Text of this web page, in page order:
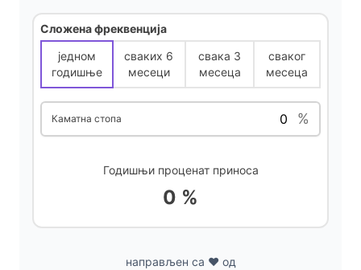
i
d
e
o
Сложена фреквенција
једном
годишње
сваких 6
месеци
свака 3
месеца
сваког
месеца
Каматна стопа %
Годишњи проценат приноса
0 %
направљен са ❤ од